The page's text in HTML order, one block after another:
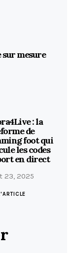
mesure
: la
de
foot qui
les codes
en direct
23, 2025